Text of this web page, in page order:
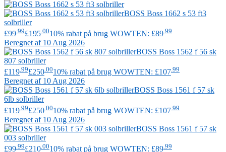
BOSS Boss 1662 s 53 ft3
solbriller
£99 .99£195 .0010% rabat på brug WOWTEN: £89 .99
Beregnet af 10 Aug 2026
BOSS Boss 1562 f 56 sk
807 solbriller
£119 .99£250 .0010% rabat på brug WOWTEN: £107 .99
Beregnet af 10 Aug 2026
BOSS Boss 1561 f 57 sk
6lb solbriller
£119 .99£250 .0010% rabat på brug WOWTEN: £107 .99
Beregnet af 10 Aug 2026
BOSS Boss 1561 f 57 sk
003 solbriller
£99 .99£210 .0010% rabat på brug WOWTEN: £89 .99